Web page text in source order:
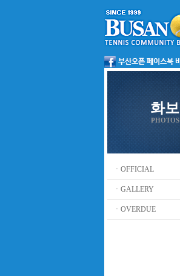
화보
PHOTOS
ㆍOFFICIAL
ㆍGALLERY
ㆍOVERDUE